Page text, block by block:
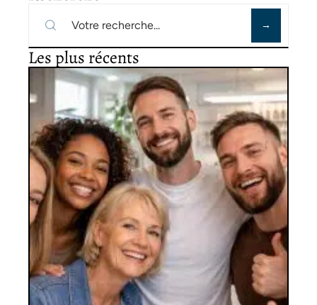
Les plus récents